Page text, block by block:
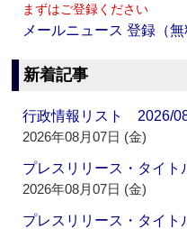
まずはご登録ください
メールニュース 登録（無
新着記事
行政情報リスト 2026/
2026年08月07日 (金)
プレスリリース・タイ
2026年08月07日 (金)
プレスリリース・タイ